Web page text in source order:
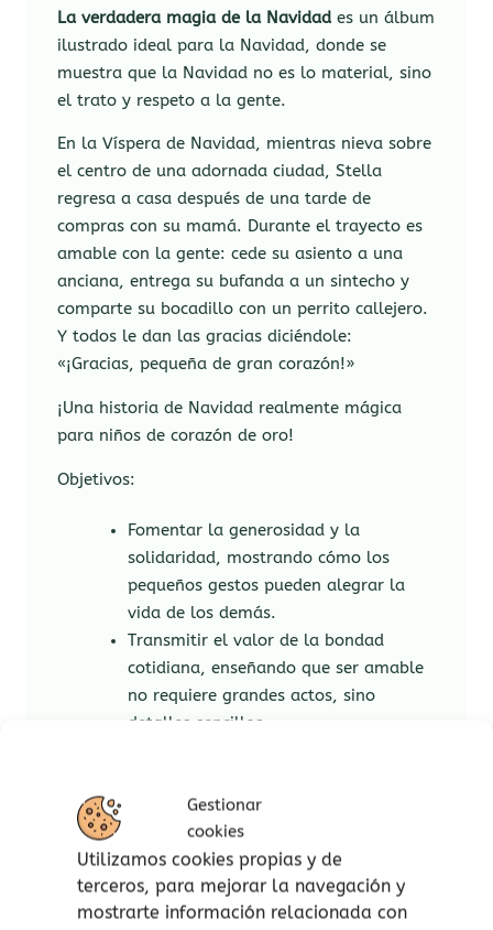
Gestionar
cookies
Utilizamos cookies propias y de
terceros, para mejorar la navegación y
mostrarte información relacionada con
La verdadera magia de la Navidades un álbum
ilustrado ideal para la Navidad, donde se
muestra que la Navidad no es lo material, sino
el trato y respeto a la gente.
En la Víspera de Navidad, mientras nieva sobre
el centro de una adornada ciudad, Stella
regresa a casa después de una tarde de
compras con su mamá. Durante el trayecto es
amable con la gente: cede su asiento a una
anciana, entrega su bufanda a un sintecho y
comparte su bocadillo con un perrito callejero.
Y todos le dan las gracias diciéndole:
«¡Gracias, pequeña de gran corazón!»
¡Una historia de Navidad realmente mágica
para niños de corazón de oro!
Objetivos:
Fomentar la generosidad y la
solidaridad, mostrando cómo los
pequeños gestos pueden alegrar la
vida de los demás.
Transmitir el valor de la bondad
cotidiana, enseñando que ser amable
no requiere grandes actos, sino
detalles sencillos.
quienes necesitan ayuda.
Resaltar la importancia del
agradecimiento, evidenciando cómo
una palabra de gratitud refuerza los
vínculos humanos.